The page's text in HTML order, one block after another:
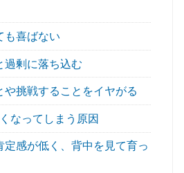
喜ばない
剰に落ち込む
挑戦することをイヤがる
なってしまう原因
感が低く、背中を見て育っ